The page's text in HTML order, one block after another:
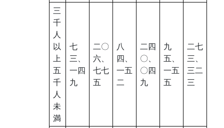
三
千
人
以
上
五
千
人
未
満
七
三、
一四
九
二〇
六、
七七
五
八
四、
一五
二
二四
〇、
〇四
九
九
五、
一五
五
二七
三、
三二
三